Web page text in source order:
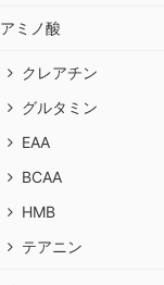
アミノ酸
クレアチン
グルタミン
EAA
BCAA
HMB
テアニン